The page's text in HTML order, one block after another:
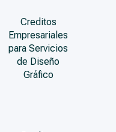
Creditos
Empresariales
para Servicios
de Diseño
Gráfico